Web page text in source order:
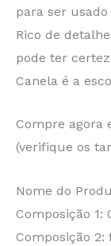
para ser usado
Rico de
pode ter
Canela é a
Compre agora
(verifique os
Nome do
Composição 1:
Composição